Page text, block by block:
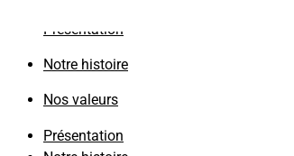
Présentation
Notre histoire
Nos valeurs
Présentation